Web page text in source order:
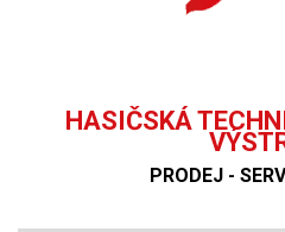
HASIČSKÁ
PRODEJ -